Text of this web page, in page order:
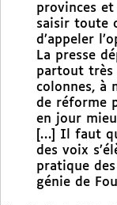
provinces
saisir toute
d’appeler
La presse
partout très
colonnes, à
de réforme
en jour
[…] Il faut
des voix
pratique
génie de